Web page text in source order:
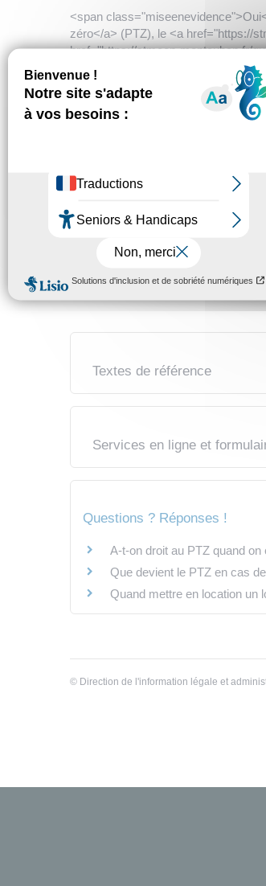
<span
zéro</a> (PTZ), le <a href="https://
href="https://stmeen-montauban.fr/
construction ou la réalisation de
Pour qu'un logement soit considéré
Mais un logement que vous
Cas de <a href="https://stmeen-
Obligation liée à une activité
Logement mis en location dans
Le logement concerné par le PTZ, le
Soit au plus tard 1 an après son
Soit à partir de votre départ à la
logement en location sous <a
Textes de référence
Services en ligne et
Questions ? Réponses !
A-t-on droit au PTZ quand
Que devient le PTZ en cas
Quand mettre en location un
© Direction de l'information légale et